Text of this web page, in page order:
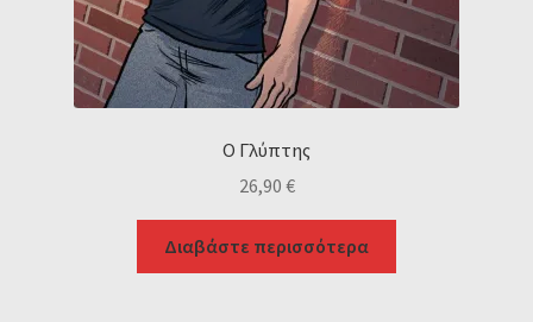
Ο Γλύπτης
26,90 €
Διαβάστε περισσότερα